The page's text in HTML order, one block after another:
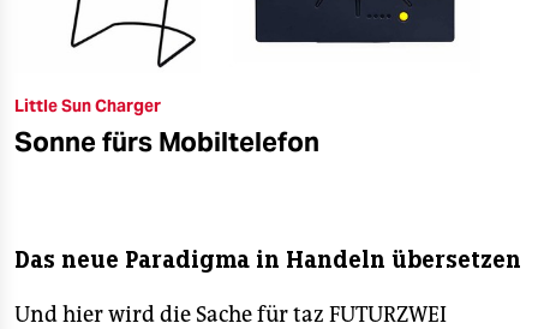
Little Sun Charger
Sonne fürs Mobiltelefon
Das neue Paradigma in Handeln übersetzen
Und hier wird die Sache für taz FUTURZWEI